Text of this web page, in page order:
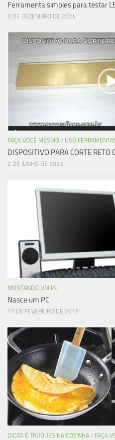
Ferramenta simples para testar
3 DE DEZEMBRO DE 2024
FAÇA VOCÊ MESMO / USO
DISPOSITIVO PARA CORTE RETO
2 DE JUNHO DE 2022
MONTANDO UM PC
Nasce um PC
17 DE FEVEREIRO DE 2013
DICAS E TRUQUES NA COZINHA / FAÇA